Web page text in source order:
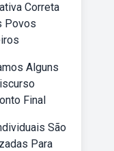
Correta
Povos
Alguns
Final
São
Para